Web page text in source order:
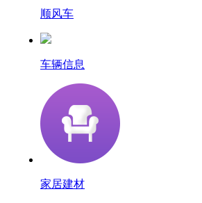
顺风车
车辆信息
家居建材